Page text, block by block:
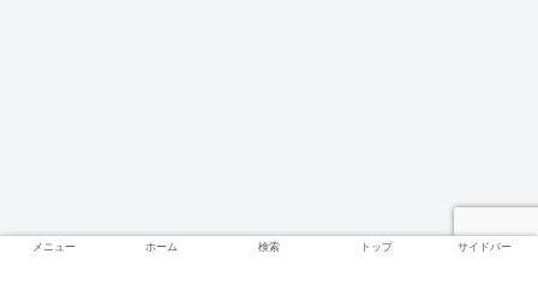
メニュー ホーム 検索 トップ サイドバー